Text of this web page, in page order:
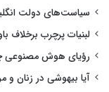
سیاست‌های دولت
لبنیات پرچرب
رؤیای هوش مصنوعی
آیا بیهوشی در زنان و